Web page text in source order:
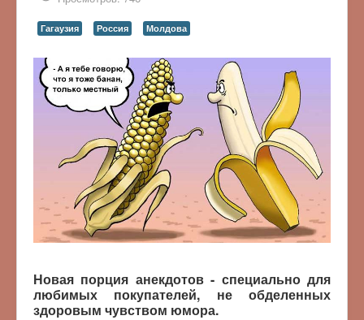
Гагаузия Россия Молдова
Новая порция анекдотов - специально для
любимых покупателей, не обделенных
здоровым чувством юмора.